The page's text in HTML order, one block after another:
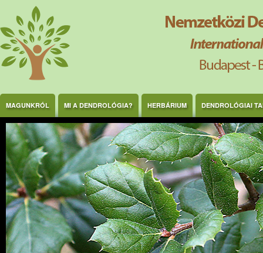
Ugrás a tartalomra
MAGUNKRÓL MI A DENDROLÓGIA? HERBÁRIUM DENDROLÓGIAI